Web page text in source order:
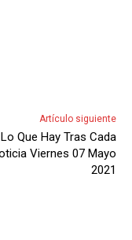
Artículo siguiente
Lo Que Hay Tras Cada
Viernes 07 Mayo
2021